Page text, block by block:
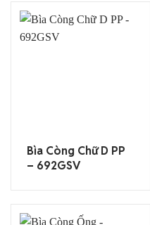
Bìa Còng Chữ D PP
– 692GSV